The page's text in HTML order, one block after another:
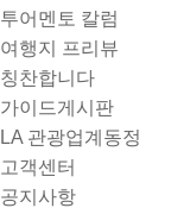
투어멘토 칼럼
여행지 프리뷰
칭찬합니다
가이드게시판
LA 관광업계동정
고객센터
공지사항